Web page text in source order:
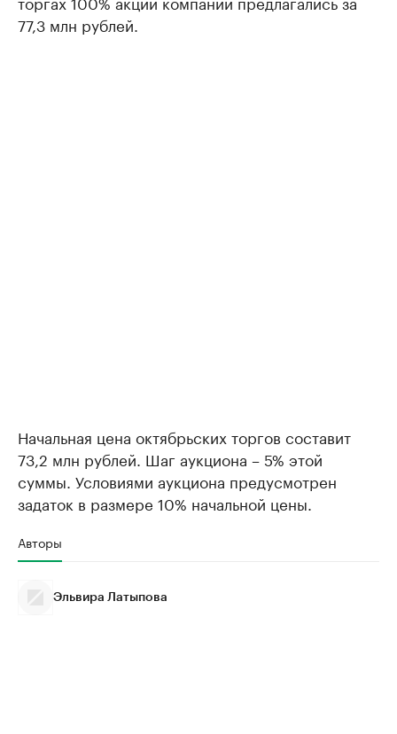
77,3 млн рублей.
Начальная цена октябрьских торгов составит
73,2 млн рублей. Шаг аукциона – 5% этой
суммы. Условиями аукциона предусмотрен
задаток в размере 10% начальной цены.
Авторы
Эльвира Латыпова